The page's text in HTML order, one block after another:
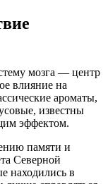
мозга — центр
влияние на
ароматы,
известны
эффектом.
памяти и
Северной
находились в